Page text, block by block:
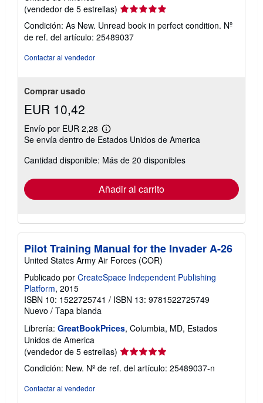
(vendedor de 5 estrellas) Calificación
del
vendedor:
5
Condición: As New. Unread book in perfect condition. Nº
de ref. del artículo: 25489037
Contactar al vendedor
Comprar usado
EUR 10,42
Envío por EUR 2,28
Más
información
las
envío
Se envía dentro de Estados Unidos de America
Cantidad disponible: Más de 20 disponibles
Añadir al carrito
Pilot Training Manual for the Invader A-26
United States Army Air Forces (COR)
Publicado por CreateSpace Independent Publishing
Platform, 2015
ISBN 10: 1522725741 / ISBN 13: 9781522725749
Nuevo / Tapa blanda
Librería: GreatBookPrices, Columbia, MD, Estados
Unidos de America
(vendedor de 5 estrellas) Calificación
del
vendedor:
Condición: New. Nº de ref. del artículo: 25489037-n
Contactar al vendedor